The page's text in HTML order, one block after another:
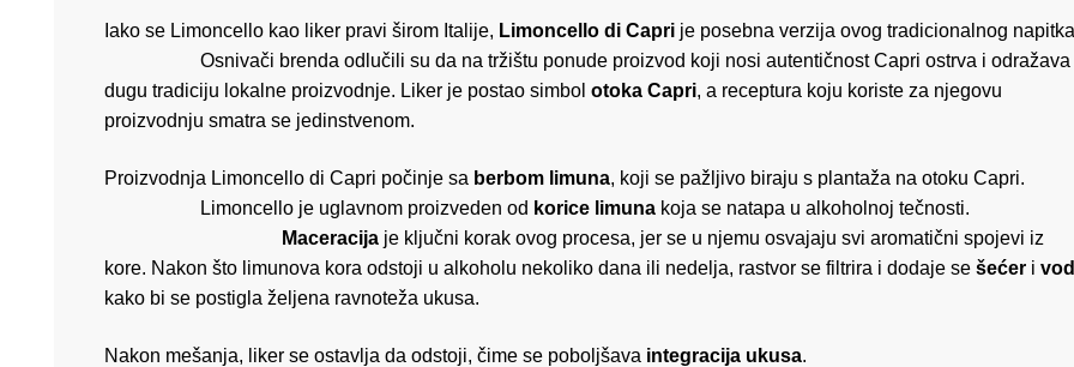
Iako se Limoncello kao liker pravi širom Italije, Limoncello di Capri je posebna verzija ovog tradicionalnog
Osnivači brenda odlučili su da na tržištu ponude proizvod koji nosi autentičnost Capri ostrva i odražava
dugu tradiciju lokalne proizvodnje. Liker je postao simbol otoka Capri, a receptura koju koriste za njegovu
proizvodnju smatra se jedinstvenom.
Proizvodnja Limoncello di Capri počinje sa berbom limuna, koji se pažljivo biraju s plantaža na otoku Capri.
Limoncello je uglavnom proizveden od korice limuna koja se natapa u alkoholnoj tečnosti.
Maceracija je ključni korak ovog procesa, jer se u njemu osvajaju svi aromatični spojevi iz
kore. Nakon što limunova kora odstoji u alkoholu nekoliko dana ili nedelja, rastvor se filtrira i dodaje se šećer i
kako bi se postigla željena ravnoteža ukusa.
Nakon mešanja, liker se ostavlja da odstoji, čime se poboljšava integracija ukusa.